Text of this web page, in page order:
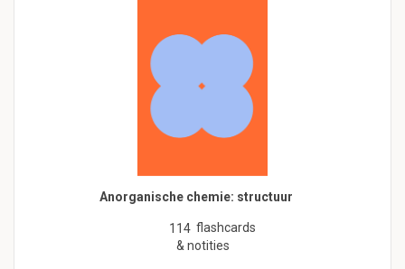
Anorganische chemie: structuur
114 flashcards
& notities